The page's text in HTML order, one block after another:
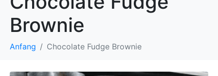
Brownie
Anfang Chocolate Fudge Brownie